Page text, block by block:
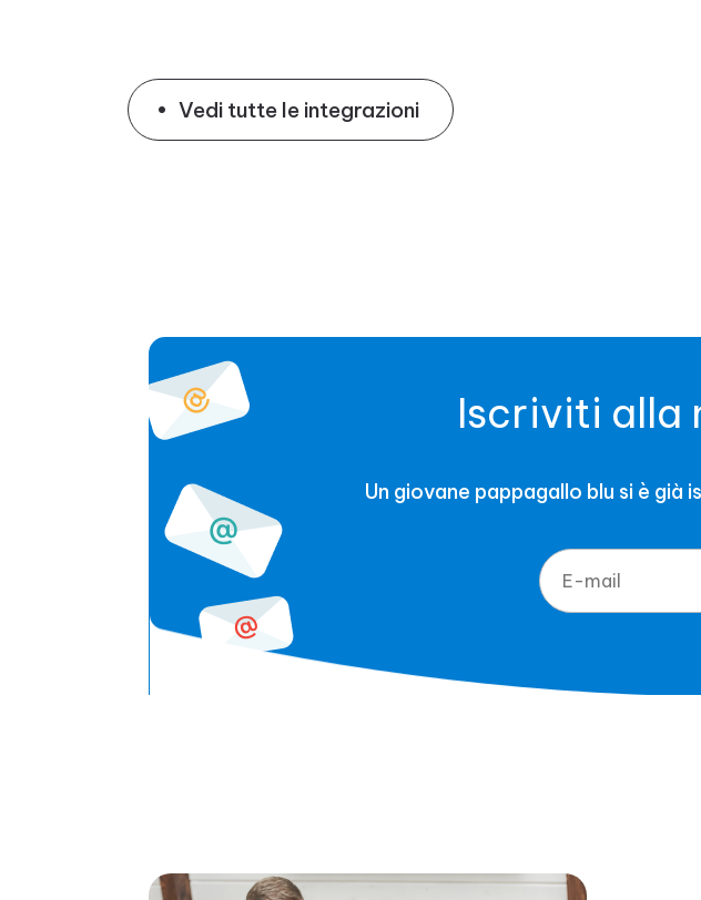
Vedi tutte le integrazioni
Iscriviti alla
Un giovane pappagallo blu si è già